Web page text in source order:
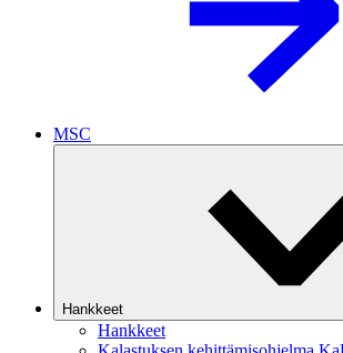
MSC
Hankkeet
Hankkeet